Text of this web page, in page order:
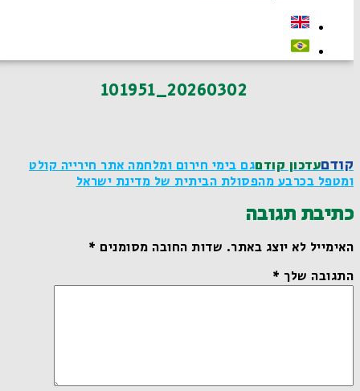
20260302_101951
קודםעדכון קודםגם בימי חירום ומלחמה אתר חירייה קולט
ומטפל בכרבע מהפסולת הביתית של מדינת ישראל
כתיבת תגובה
האימייל לא יוצג באתר.שדות החובה מסומנים*
התגובה שלך*